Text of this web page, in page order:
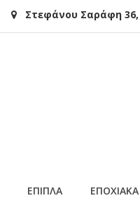
Στεφάνου Σαράφη 36,
ΕΠΙΠΛΑ ΕΠΟΧΙΑΚΑ